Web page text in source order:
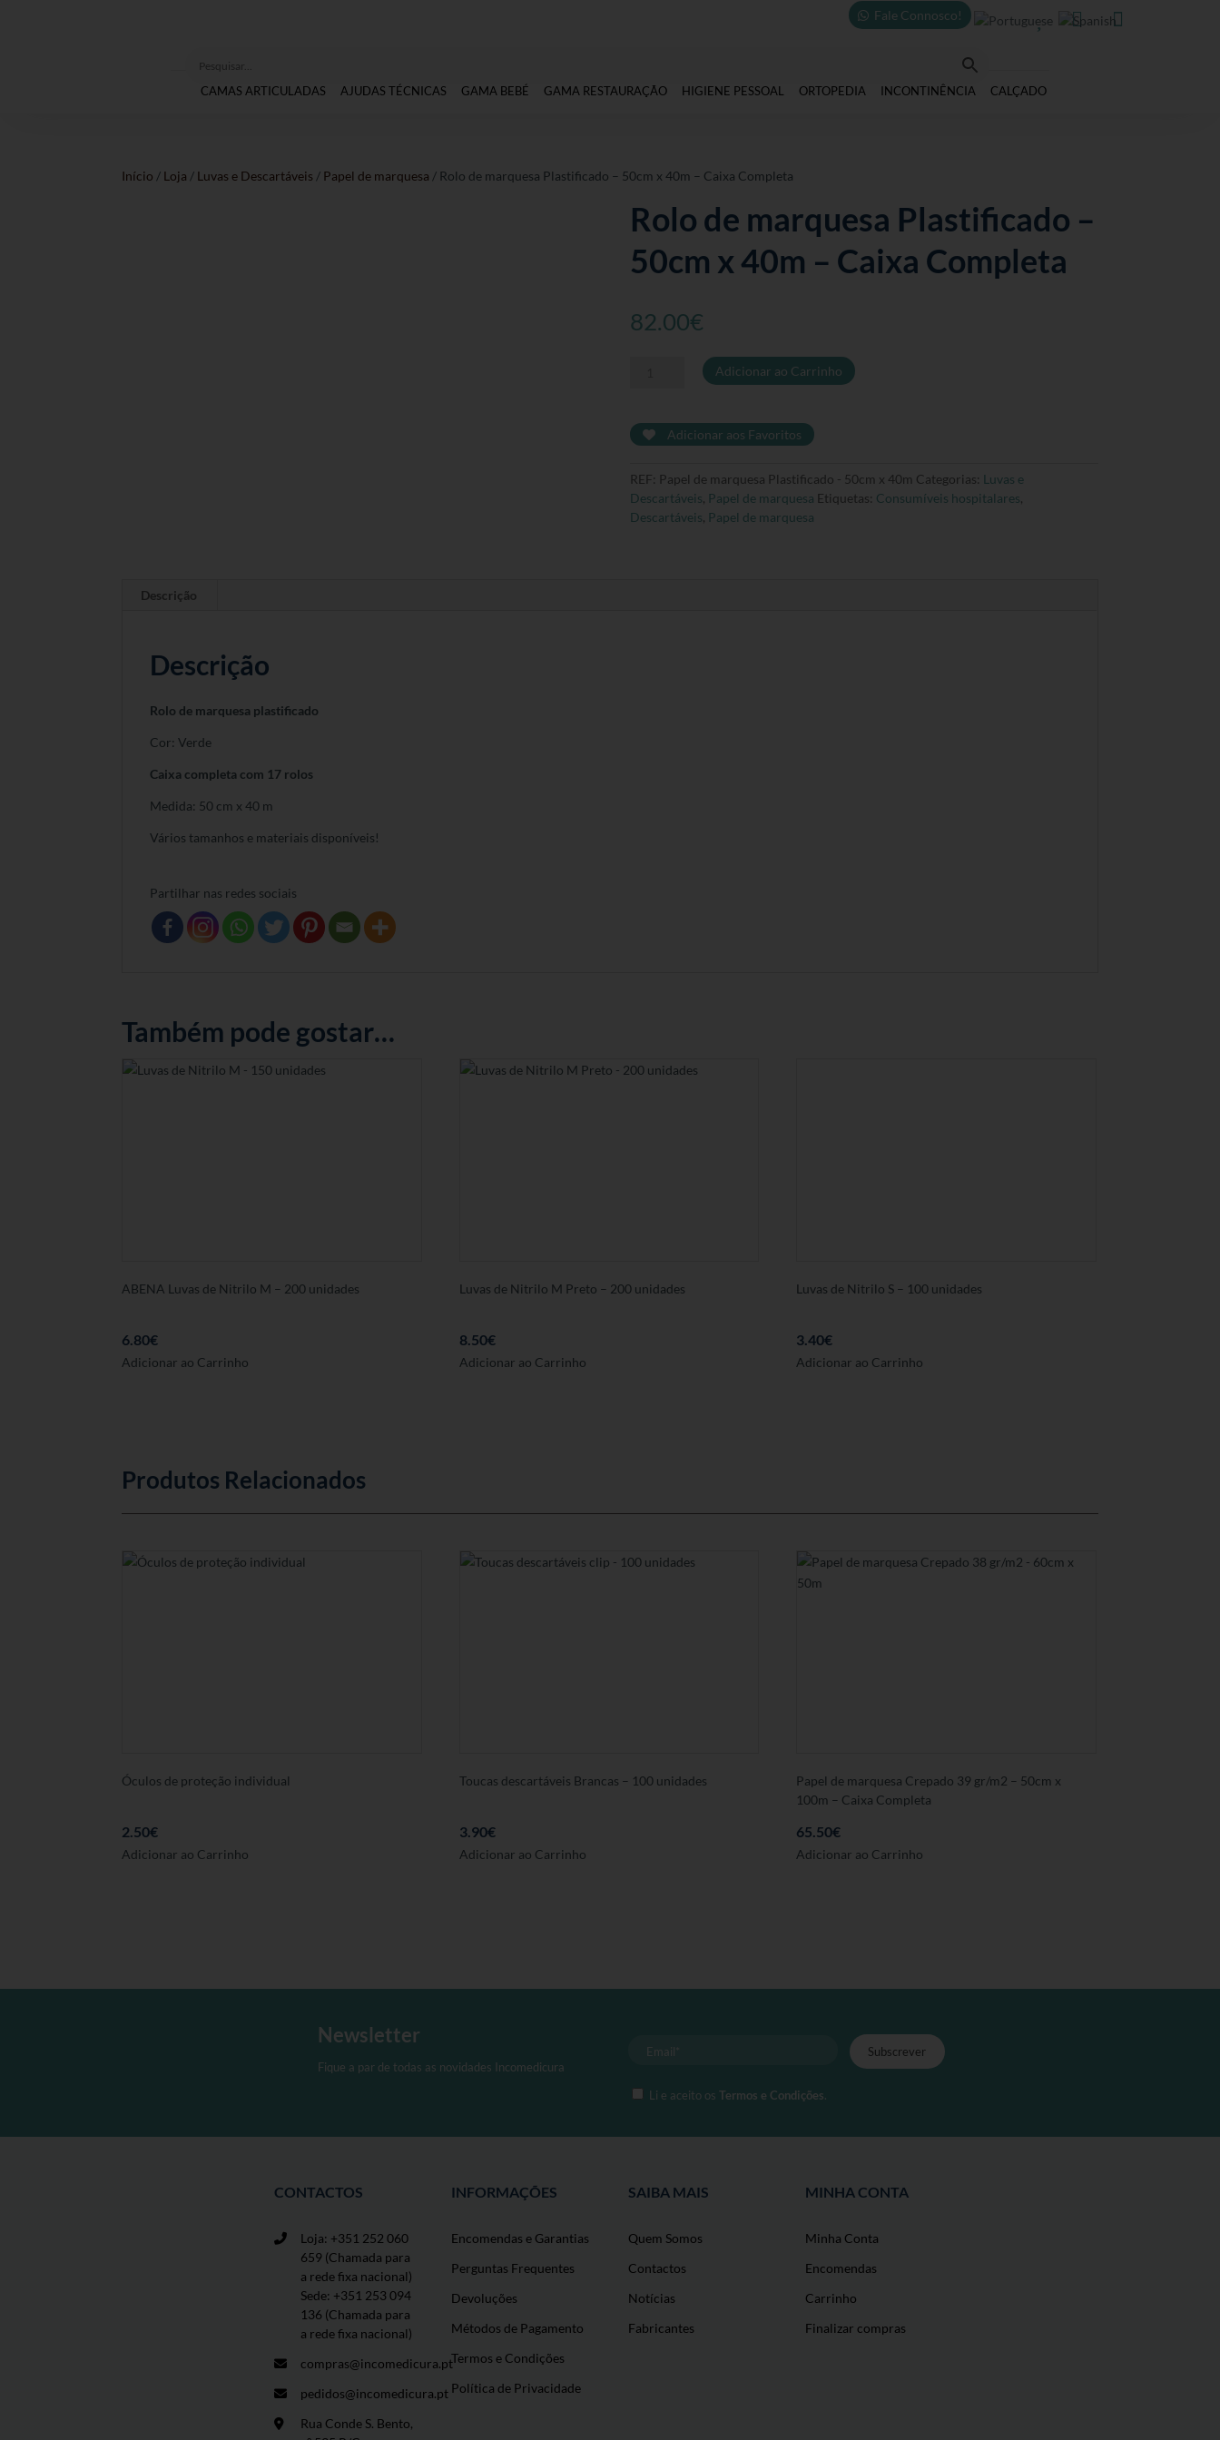
Fale Connosco!   
CAMAS ARTICULADAS AJUDAS TÉCNICAS GAMA BEBÉ GAMA RESTAURAÇÃO HIGIENE PESSOAL ORTOPEDIA INCONTINÊNCIA CALÇADO
Início / Loja / Luvas e Descartáveis / Papel de marquesa / Rolo de marquesa Plastificado – 50cm x 40m – Caixa Completa
Rolo de marquesa Plastificado –
50cm x 40m – Caixa Completa
82.00€
de
marquesa
-
50cm
x
Adicionar ao Carrinho
Adicionar aos Favoritos
REF: Papel de marquesa Plastificado - 50cm x 40m Categorias: Luvas e
Descartáveis, Papel de marquesa Etiquetas: Consumíveis hospitalares,
Descartáveis, Papel de marquesa
Descrição
Descrição
Rolo de marquesa plastificado
Cor: Verde
Caixa completa com 17 rolos
Medida: 50 cm x 40 m
Vários tamanhos e materiais disponíveis!
Partilhar nas redes sociais
Também pode gostar…
ABENA Luvas de Nitrilo M – 200 unidades
6.80€
Adicionar ao Carrinho
Luvas de Nitrilo M Preto – 200 unidades
8.50€
Adicionar ao Carrinho
Luvas de Nitrilo S – 100 unidades
3.40€
Adicionar ao Carrinho
Produtos Relacionados
Óculos de proteção individual
2.50€
Adicionar ao Carrinho
Toucas descartáveis Brancas – 100 unidades
3.90€
Adicionar ao Carrinho
Papel de marquesa Crepado 39 gr/m2 – 50cm x
100m – Caixa Completa
65.50€
Adicionar ao Carrinho
Newsletter
Fique a par de todas as novidades Incomedicura
Li e aceito osTermos e Condições.
CONTACTOS
Loja: +351 252 060
659 (Chamada para
a rede fixa nacional)
Sede: +351 253 094
136 (Chamada para
a rede fixa nacional)
compras@incomedicura.pt
pedidos@incomedicura.pt
Rua Conde S. Bento,
INFORMAÇÕES
Encomendas e Garantias
Perguntas Frequentes
Devoluções
Métodos de Pagamento
Termos e Condições
Política de Privacidade
SAIBA MAIS
Quem Somos
Contactos
Notícias
Fabricantes
MINHA CONTA
Minha Conta
Encomendas
Carrinho
Finalizar compras